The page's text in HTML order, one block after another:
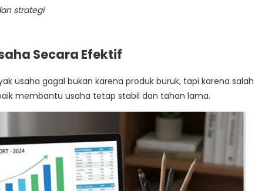
strategi
Secara Efektif
usaha gagal bukan karena produk buruk, tapi karena salah
membantu usaha tetap stabil dan tahan lama.